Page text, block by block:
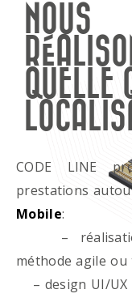
NOUS
QUELLE
CODE LINE
prestations
Mobile:
– réalisation
méthode agile
– design UI/UX